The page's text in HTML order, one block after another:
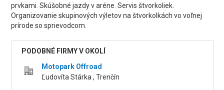
prvkami. Skúšobné jazdy v aréne. Servis štvorkoliek.
Organizovanie skupinových výletov na štvorkolkách vo voľnej
prírode so sprievodcom.
PODOBNÉ FIRMY V OKOLÍ
Motopark Offroad
Ľudovíta Stárka , Trenčín